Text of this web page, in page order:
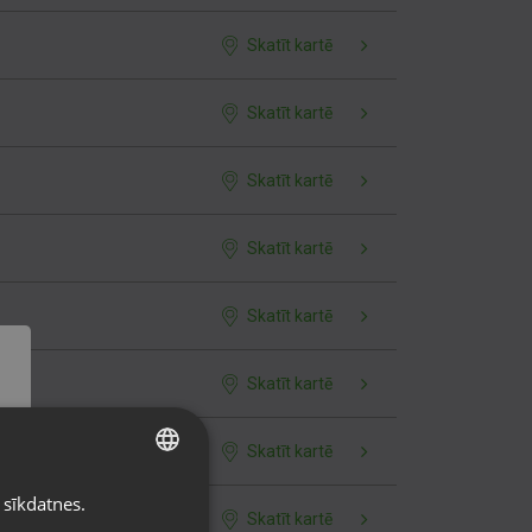
Skatīt kartē
Skatīt kartē
Skatīt kartē
Skatīt kartē
Skatīt kartē
Skatīt kartē
Skatīt kartē
Skatīt kartē